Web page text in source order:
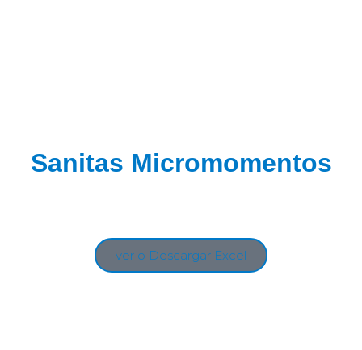
Sanitas Micromomentos
ver o Descargar Excel